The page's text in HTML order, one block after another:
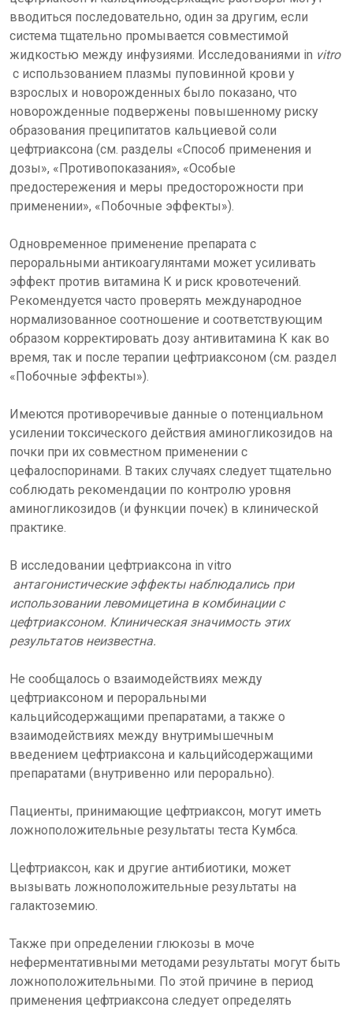
вводиться последовательно, один за другим, если
система тщательно промывается совместимой
жидкостью между инфузиями. Исследованиями in vitro
с использованием плазмы пуповинной крови у
взрослых и новорожденных было показано, что
новорожденные подвержены повышенному риску
образования преципитатов кальциевой соли
цефтриаксона (см. разделы «Способ применения и
дозы», «Противопоказания», «Особые
предостережения и меры предосторожности при
применении», «Побочные эффекты»).
Одновременное применение препарата с
пероральными антикоагулянтами может усиливать
эффект против витамина К и риск кровотечений.
Рекомендуется часто проверять международное
нормализованное соотношение и соответствующим
образом корректировать дозу антивитамина К как во
время, так и после терапии цефтриаксоном (см. раздел
«Побочные эффекты»).
Имеются противоречивые данные о потенциальном
усилении токсического действия аминогликозидов на
почки при их совместном применении с
цефалоспоринами. В таких случаях следует тщательно
соблюдать рекомендации по контролю уровня
аминогликозидов (и функции почек) в клинической
практике.
В исследовании цефтриаксона in vitro
антагонистические эффекты наблюдались при
использовании левомицетина в комбинации с
цефтриаксоном. Клиническая значимость этих
результатов неизвестна.
Не сообщалось о взаимодействиях между
цефтриаксоном и пероральными
кальцийсодержащими препаратами, а также о
взаимодействиях между внутримышечным
введением цефтриаксона и кальцийсодержащими
препаратами (внутривенно или перорально).
Пациенты, принимающие цефтриаксон, могут иметь
ложноположительные результаты теста Кумбса.
Цефтриаксон, как и другие антибиотики, может
вызывать ложноположительные результаты на
галактоземию.
Также при определении глюкозы в моче
неферментативными методами результаты могут быть
ложноположительными. По этой причине в период
применения цефтриаксона следует определять